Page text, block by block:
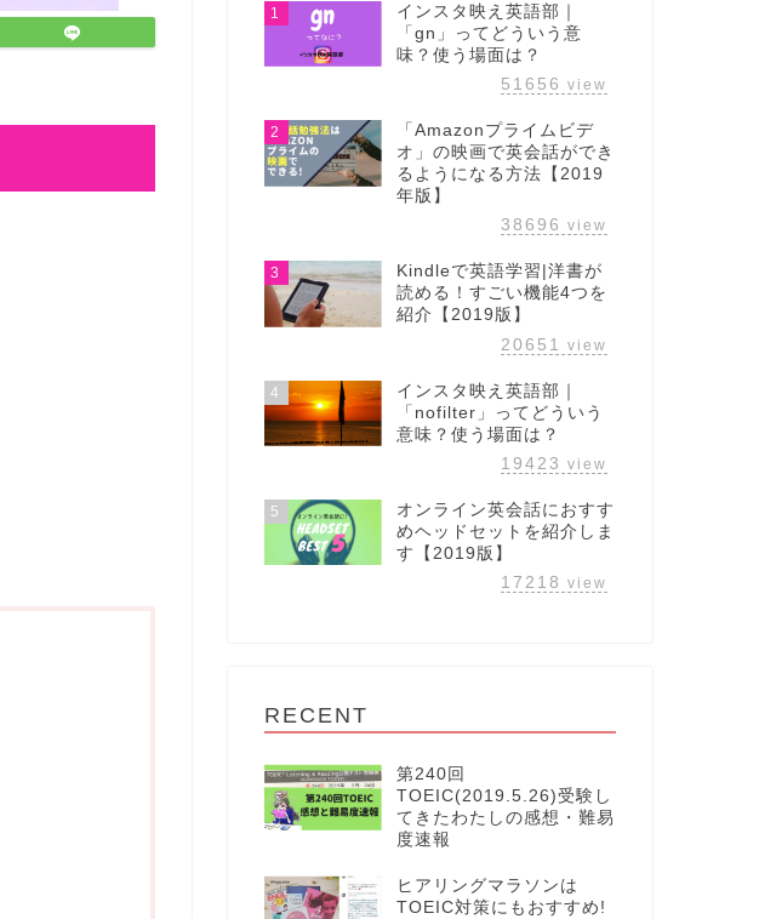
1
インスタ映え英語部｜
「gn」ってどういう意
味？使う場面は？
51656 view
2
「Amazonプライムビデ
オ」の映画で英会話ができ
るようになる方法【2019
年版】
38696 view
3
Kindleで英語学習|洋書が
読める！すごい機能4つを
紹介【2019版】
20651
view
4
インスタ映え英語部｜
「nofilter」ってどういう
意味？使う場面は？
19423 view
5
オンライン英会話におすす
めヘッドセットを紹介しま
す【2019版】
17218 view
RECENT
第240回
TOEIC(2019.5.26)受験し
てきたわたしの感想・難易
度速報
ヒアリングマラソンは
TOEIC対策にもおすすめ!